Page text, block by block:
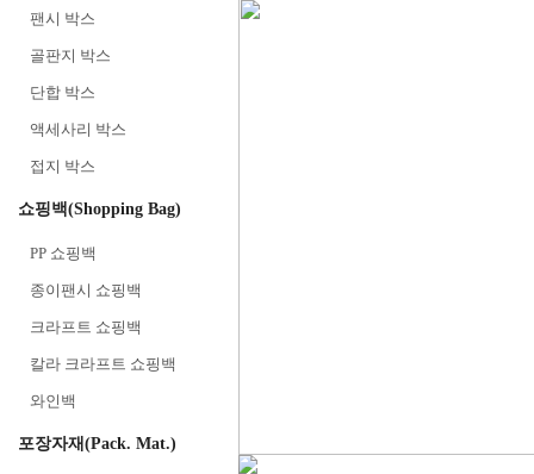
팬시 박스
골판지 박스
단합 박스
액세사리 박스
접지 박스
쇼핑백(Shopping Bag)
PP 쇼핑백
종이팬시 쇼핑백
크라프트 쇼핑백
칼라 크라프트 쇼핑백
와인백
포장자재(Pack. Mat.)